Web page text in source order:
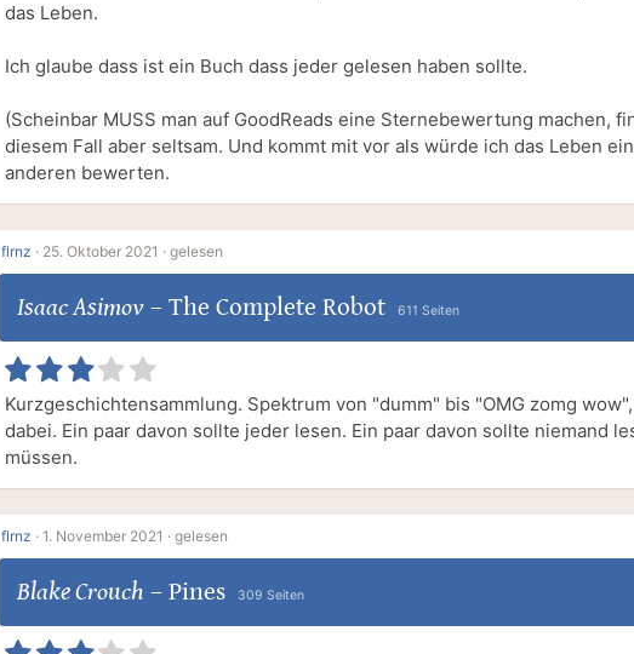
das Leben.
Ich glaube dass ist ein Buch dass jeder gelesen haben sollte.
(Scheinbar MUSS man auf GoodReads eine Sternebewertung machen,
diesem Fall aber seltsam. Und kommt mit vor als würde ich das Leben
anderen bewerten.
flrnz · 25. Oktober 2021 · gelesen
Isaac Asimov– The Complete Robot 611 Seiten
Kurzgeschichtensammlung. Spektrum von "dumm" bis "OMG zomg
dabei. Ein paar davon sollte jeder lesen. Ein paar davon sollte niemand
müssen.
flrnz · 1. November 2021 · gelesen
Blake Crouch – Pines 309 Seiten